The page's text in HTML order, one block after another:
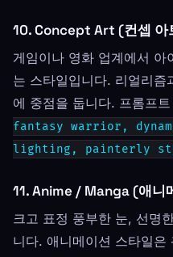
10. Concept Art (컨셉 아
게임이나 영화 업계에서 아
는 스타일입니다. 리얼리즘
에 중점을 둡니다. 프롬프
fantasy warrior,
lighting, painterly
11. Anime / Manga (애니
크고 표정 풍부한 눈, 선명
니다. 애니메이션 스타일은